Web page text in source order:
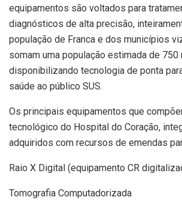
equipamentos são voltados para
diagnósticos de alta precisão,
população de Franca e dos municípios
somam uma população estimada de
disponibilizando tecnologia de ponta
saúde ao público SUS.
Os principais equipamentos que
tecnológico do Hospital do Coração,
adquiridos com recursos de emendas
Raio X Digital (equipamento CR
Tomografia Computadorizada